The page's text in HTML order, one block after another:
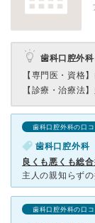
歯科口腔外
【専門医・資格】
【診療・治療法】
歯科口腔外科の口コ
歯科口腔外科
良くも悪くも総
歯科口腔外科の口コ